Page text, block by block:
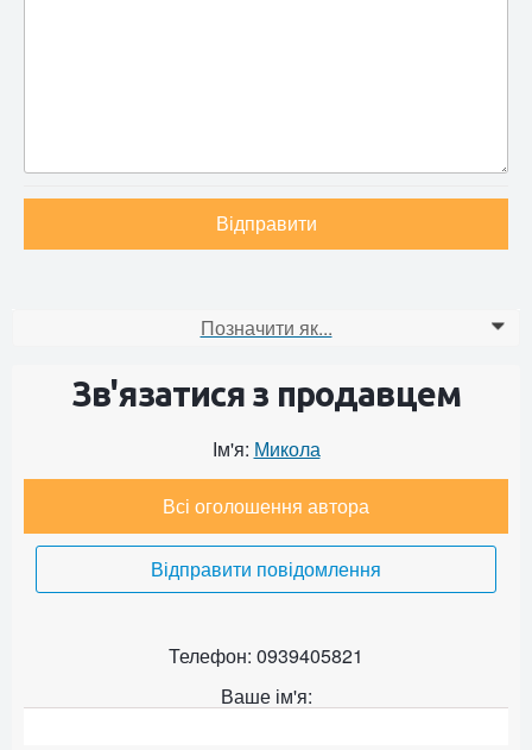
Відправити
Позначити як... 0
Зв'язатися з продавцем
Ім'я: Микола
Всі оголошення автора
Відправити повідомлення
Телефон: 0939405821
Ваше ім'я: